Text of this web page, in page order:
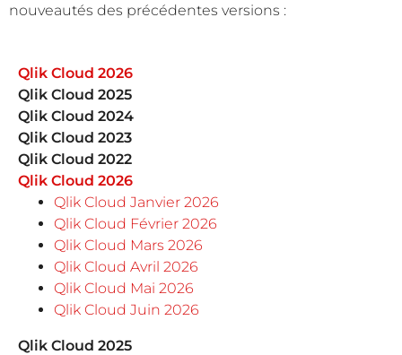
nouveautés des précédentes versions :
Qlik Cloud 2026
Qlik Cloud 2025
Qlik Cloud 2024
Qlik Cloud 2023
Qlik Cloud 2022
Qlik Cloud 2026
Qlik Cloud Janvier 2026
Qlik Cloud Février 2026
Qlik Cloud Mars 2026
Qlik Cloud Avril 2026
Qlik Cloud Mai 2026
Qlik Cloud Juin 2026
Qlik Cloud 2025